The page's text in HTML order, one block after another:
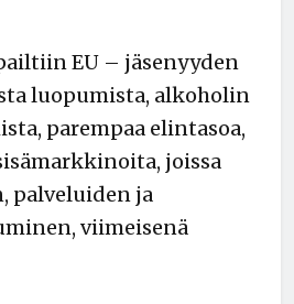
EU – jäsenyyden
luopumista, alkoholin
parempaa elintasoa,
joissa
palveluiden ja
viimeisenä